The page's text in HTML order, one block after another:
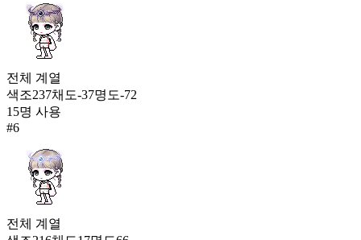
전체 계열
색조237채도-37명도-72
15명 사용
#6
전체 계열